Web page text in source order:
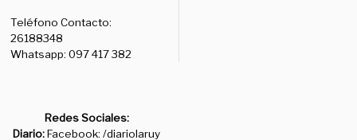
Teléfono Contacto:
26188348
Whatsapp: 097 417 382
Redes Sociales:
Diario:Facebook: /diariolaruy